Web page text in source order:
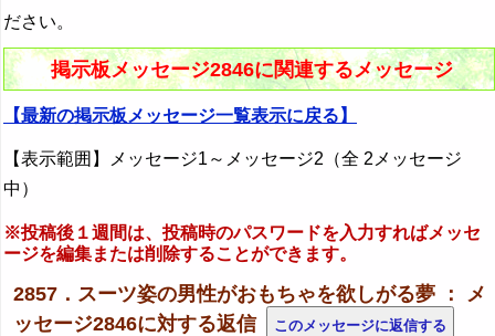
ださい。
掲示板メッセージ2846に関連するメッセージ
【最新の掲示板メッセージ一覧表示に戻る】
【表示範囲】メッセージ1～メッセージ2（全 2メッセージ
中）
※投稿後１週間は、投稿時のパスワードを入力すればメッセ
ージを編集または削除することができます。
2857．スーツ姿の男性がおもちゃを欲しがる夢 ： メ
ッセージ2846に対する返信